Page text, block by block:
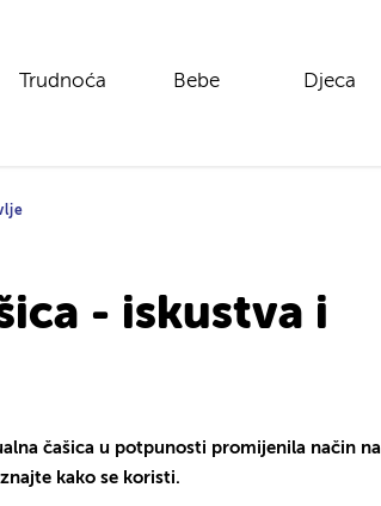
Trudnoća Bebe Djeca
- iskustva i
čašica u potpunosti promijenila način na
kako se koristi.